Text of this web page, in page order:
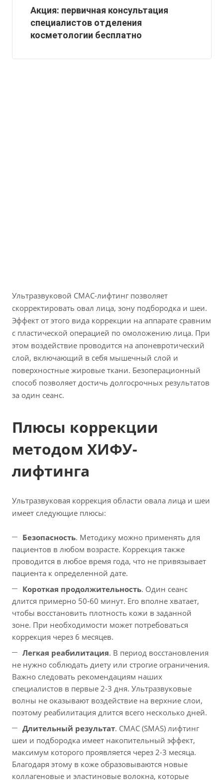
Акция: первичная консультация
специалистов отделения
косметологии бесплатно
Ультразвуковой СМАС-лифтинг позволяет
скорректировать овал лица, зону подбородка и шеи.
Эффект от этого вида коррекции на аппарате сравним
с пластической операцией по омоложению лица. При
этом воздействие проводится на апоневротический
слой, включающий в себя мышечный слой и
поверхностные жировые ткани. Безоперационный
способ позволяет достичь долгосрочных результатов
за один сеанс.
Плюсы коррекции
методом ХИФУ-
лифтинга
Ультразвуковая коррекция области овала лица и шеи
имеет следующие плюсы:
Безопасность. Методику можно применять для
пациентов в любом возрасте. Коррекция также
проводится в любое время года, что не привязывает
пациента к определенной дате.
Короткая продолжительность. Один сеанс
длится примерно 50-60 минут. Его вполне хватает,
чтобы восстановить плотность кожи в заданной
зоне. При необходимости может потребоваться
коррекция через 6 месяцев.
Легкая реабилитация. В период восстановления
не нужно соблюдать диету или строгие ограничения.
Важно следовать рекомендациям наших
специалистов в первые 2-3 дня. Ультразвуковые
волны не оказывают воздействие на верхние слои,
поэтому реабилитация длится всего несколько дней.
Длительный результат. СМАС (SMAS) лифтинг
шеи и подбородка имеет накопительный эффект,
максимум которого проявляется через 2-3 месяца.
Благодаря этому в коже образовываются новые
коллагеновые и эластиновые волокна, которые